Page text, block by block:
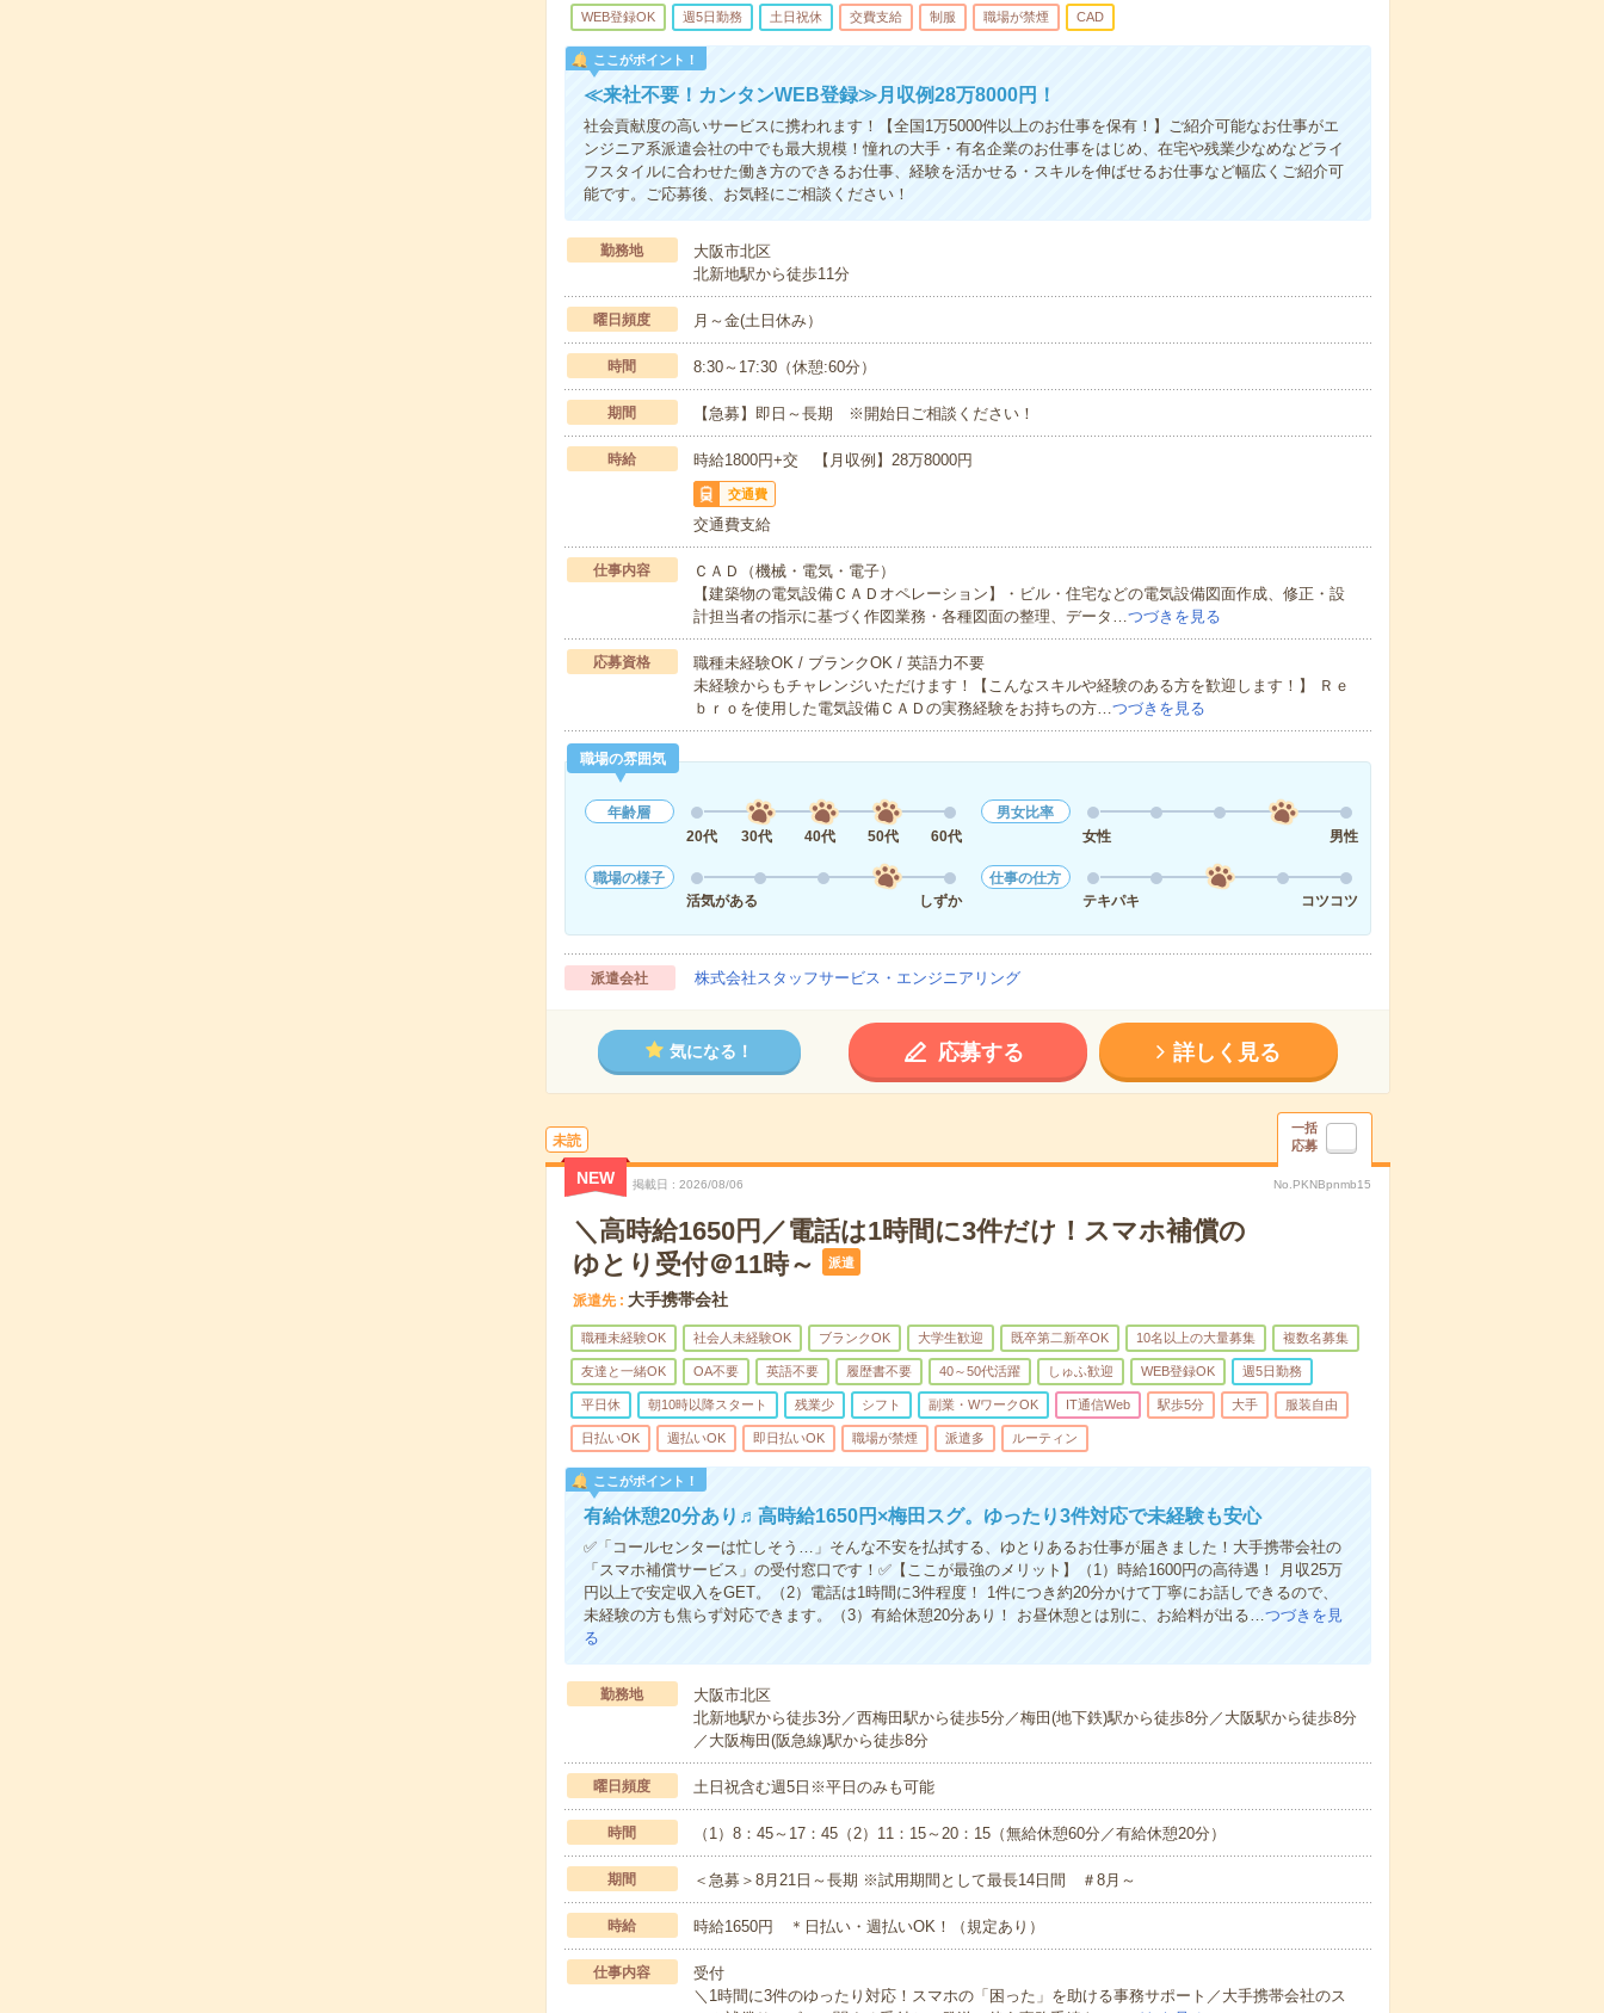
WEB登録OK 週5日勤務 土日祝休 交費支給 制服 職場が禁煙 CAD
ここがポイント！
≪来社不要！カンタンWEB登録≫月収例28万8000円！
社会貢献度の高いサービスに携われます！【全国1万5000件以上のお仕事を保有！】ご紹介可能なお仕事がエ
ンジニア系派遣会社の中でも最大規模！憧れの大手・有名企業のお仕事をはじめ、在宅や残業少なめなどライ
フスタイルに合わせた働き方のできるお仕事、経験を活かせる・スキルを伸ばせるお仕事など幅広くご紹介可
能です。ご応募後、お気軽にご相談ください！
勤務地
大阪市北区
北新地駅から徒歩11分
曜日頻度 月～金(土日休み）
時間 8:30～17:30（休憩:60分）
期間 【急募】即日～長期 ※開始日ご相談ください！
時給 時給1800円+交 【月収例】28万8000円
交通費
交通費支給
仕事内容
ＣＡＤ（機械・電気・電子）
【建築物の電気設備ＣＡＤオペレーション】・ビル・住宅などの電気設備図面作成、修正・設
計担当者の指示に基づく作図業務・各種図面の整理、データ…つづきを見る
応募資格
職種未経験OK / ブランクOK / 英語力不要
未経験からもチャレンジいただけます！【こんなスキルや経験のある方を歓迎します！】 Ｒｅ
ｂｒｏを使用した電気設備ＣＡＤの実務経験をお持ちの方…つづきを見る
職場の雰囲気
年齢層
20代
30代 40代 50代 60代
男女比率
女性
男性
職場の様子
活気がある
しずか
仕事の仕方
テキパキ
コツコツ
派遣会社 株式会社スタッフサービス・エンジニアリング
気になる！ 応募する 詳しく見る
未読
一括
応募
NEW 掲載日 2026/08/06 No.PKNBpnmb15
＼高時給1650円／電話は1時間に3件だけ！スマホ補償の
ゆとり受付＠11時～
派遣
派遣先 大手携帯会社
職種未経験OK 社会人未経験OK ブランクOK 大学生歓迎 既卒第二新卒OK 10名以上の大量募集 複数名募集
友達と一緒OK OA不要 英語不要 履歴書不要 40～50代活躍 しゅふ歓迎 WEB登録OK 週5日勤務
平日休 朝10時以降スタート 残業少 シフト 副業・WワークOK IT通信Web 駅歩5分 大手 服装自由
日払いOK 週払いOK 即日払いOK 職場が禁煙 派遣多 ルーティン
ここがポイント！
有給休憩20分あり♬高時給1650円×梅田スグ。ゆったり3件対応で未経験も安心
✅「コールセンターは忙しそう…」そんな不安を払拭する、ゆとりあるお仕事が届きました！大手携帯会社の
「スマホ補償サービス」の受付窓口です！✅【ここが最強のメリット】（1）時給1600円の高待遇！ 月収25万
円以上で安定収入をGET。（2）電話は1時間に3件程度！ 1件につき約20分かけて丁寧にお話しできるので、
未経験の方も焦らず対応できます。（3）有給休憩20分あり！ お昼休憩とは別に、お給料が出る…つづきを見
る
勤務地
大阪市北区
北新地駅から徒歩3分／西梅田駅から徒歩5分／梅田(地下鉄)駅から徒歩8分／大阪駅から徒歩8分
／大阪梅田(阪急線)駅から徒歩8分
曜日頻度 土日祝含む週5日※平日のみも可能
時間 （1）8：45～17：45（2）11：15～20：15（無給休憩60分／有給休憩20分）
期間 ＜急募＞8月21日～長期 ※試用期間として最長14日間 ＃8月～
時給 時給1650円 ＊日払い・週払いOK！（規定あり）
仕事内容
受付
＼1時間に3件のゆったり対応！スマホの「困った」を助ける事務サポート／大手携帯会社のス